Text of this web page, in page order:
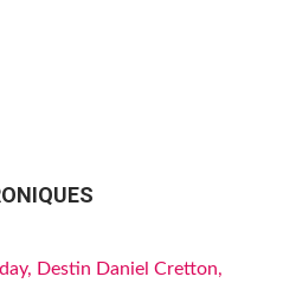
Destin Daniel Cretton,